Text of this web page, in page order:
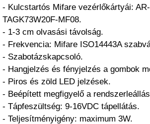
- Kulcstartós Mifare vezérlőkártyái:
TAGK73W20F-MF08.
- 1-3 cm olvasási távolság.
- Frekvencia: Mifare ISO14443A
- Szabotázskapcsoló.
- Hangjelzés és fényjelzés a gombok
- Piros és zöld LED jelzések.
- Beépített megfigyelő a
- Tápfeszültség: 9-16VDC tápellátás.
- Teljesítményigény: maximum 3W.